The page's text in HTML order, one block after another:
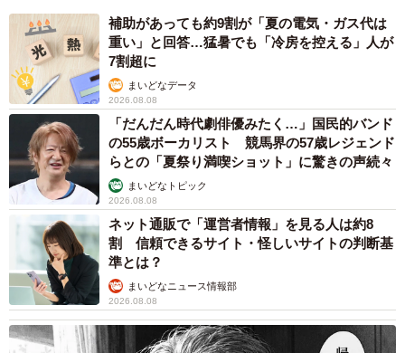
補助があっても約9割が「夏の電気・ガス代は
重い」と回答…猛暑でも「冷房を控える」人が
7割超に
まいどなデータ
2026.08.08
「だんだん時代劇俳優みたく…」国民的バンド
の55歳ボーカリスト 競馬界の57歳レジェンド
らとの「夏祭り満喫ショット」に驚きの声続々
まいどなトピック
2026.08.08
ネット通販で「運営者情報」を見る人は約8
割 信頼できるサイト・怪しいサイトの判断基
準とは？
まいどなニュース情報部
2026.08.08